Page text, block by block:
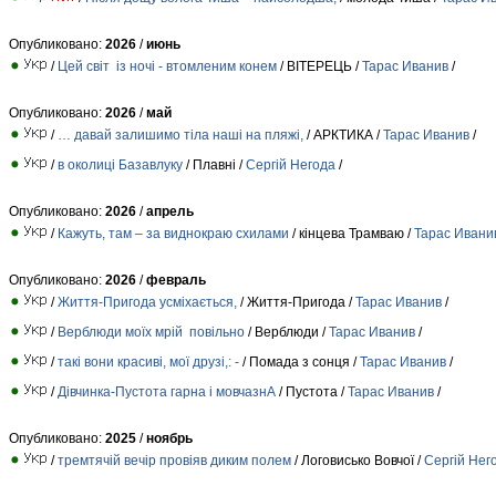
Опубликовано: 2026 /июнь
/ Цей світ із ночі - втомленим конем / ВІТЕРЕЦЬ /Тарас Иванив /
Опубликовано: 2026 /май
/
… давай залишимо тіла наші на пляжі, / АРКТИКА /Тарас Иванив /
/в околиці Базавлуку / Плавні /Сергій Негода /
Опубликовано: 2026 /апрель
/ Кажуть, там – за виднокраю схилами / кінцева Трамваю /Тарас
Опубликовано: 2026 /февраль
/Життя-Пригода усміхається, / Життя-Пригода /Тарас Иванив /
/ Верблюди моїх мрій повільно / Верблюди /Тарас Иванив /
/такі вони красиві, мої друзі,: - / Помада з сонця /Тарас Иванив /
/ Дівчинка-Пустота гарна і мовчазнА / Пустота /Тарас Иванив /
Опубликовано: 2025 /ноябрь
/тремтячій вечір провіяв диким полем / Логовисько Вовчої /Сергій